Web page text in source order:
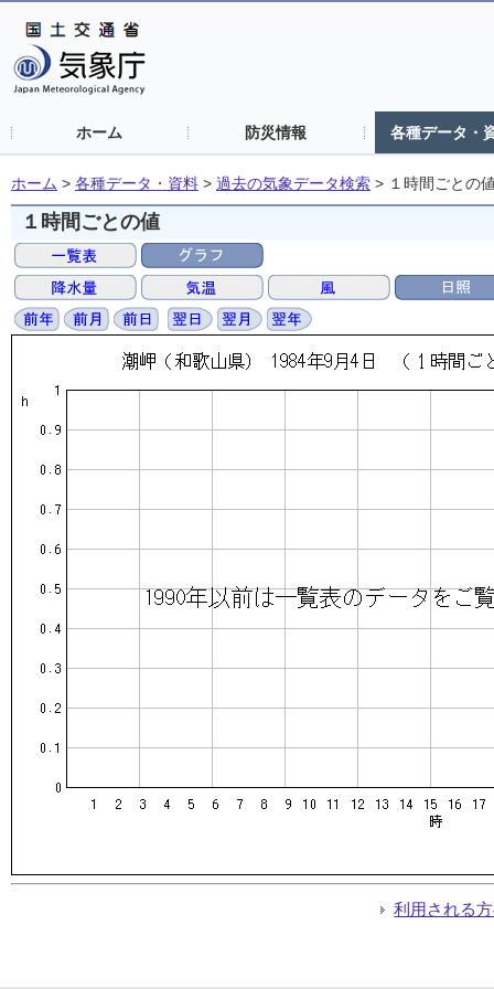
ホーム 防災情報 各種データ・
ホーム > 各種データ・資料 > 過去の気象データ検索 > １時間ごとの
１時間ごとの値
利用される